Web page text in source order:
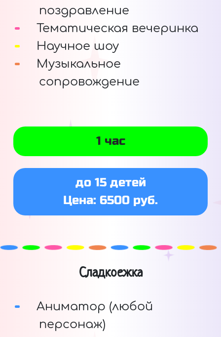
поздравление
Тематическая вечеринка
Научное шоу
Музыкальное
сопровождение
1 час
до 15 детей
Цена: 6500 руб.
Сладкоежка
Аниматор (любой
персонаж)